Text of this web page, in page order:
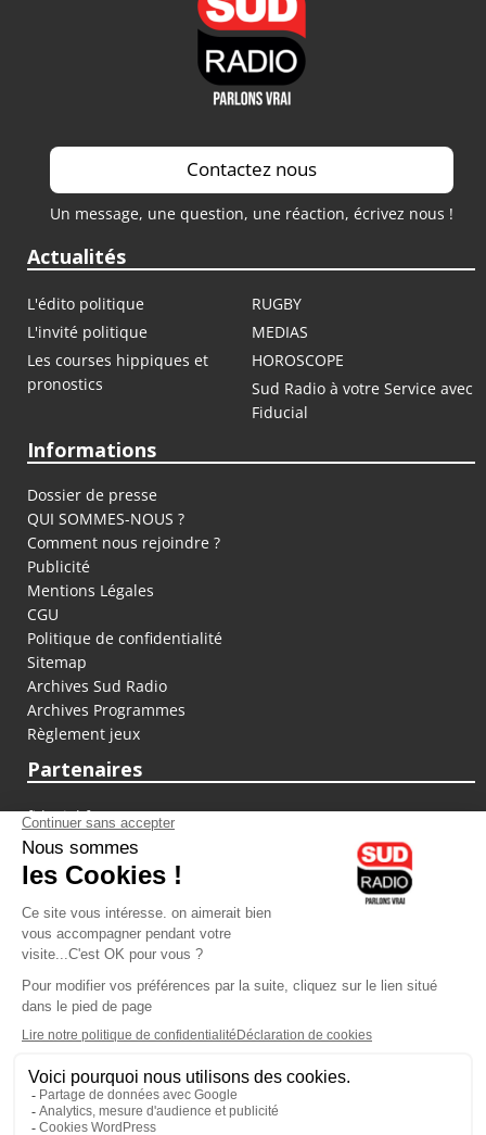
Contactez nous
Un message, une question, une réaction, écrivez nous !
Actualités
L'édito politique
RUGBY
L'invité politique
MEDIAS
Les courses hippiques et
pronostics
HOROSCOPE
Sud Radio à votre Service avec
Fiducial
Informations
Dossier de presse
QUI SOMMES-NOUS ?
Comment nous rejoindre ?
Publicité
Mentions Légales
CGU
Politique de confidentialité
Sitemap
Archives Sud Radio
Archives Programmes
Règlement jeux
Partenaires
fiducial.fr
lyoncapitale.fr
olympique-et-lyonnais.com
L'application Iphone / Android
Téléchargez l'application
Les cookies
Gestion des cookies
Crédit photos : ©Sud Radio / Pierre Olivier